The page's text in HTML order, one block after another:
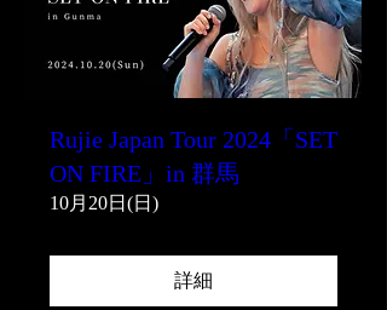
Rujie Japan Tour 2024「SET
ON FIRE」in 群馬
10月20日(日)
詳細